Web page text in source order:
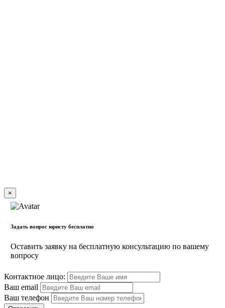
×
Задать вопрос юристу бесплатно
Оставить заявку на бесплатную консультацию по вашему
вопросу
Контактное лицо:
Ваш email
Ваш телефон